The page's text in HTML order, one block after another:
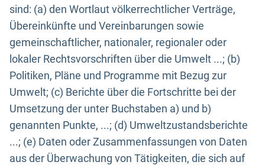
sind: (a) den Wortlaut völkerrechtlicher Verträge,
Übereinkünfte und Vereinbarungen sowie
gemeinschaftlicher, nationaler, regionaler oder
lokaler Rechtsvorschriften über die Umwelt ...; (b)
Politiken, Pläne und Programme mit Bezug zur
Umwelt; (c) Berichte über die Fortschritte bei der
Umsetzung der unter Buchstaben a) und b)
genannten Punkte, ...; (d) Umweltzustandsberichte
...; (e) Daten oder Zusammenfassungen von Daten
aus der Überwachung von Tätigkeiten, die sich auf